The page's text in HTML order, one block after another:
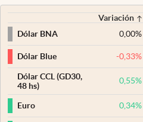
Variación
Dólar BNA
0,00%
Dólar Blue -0,33%
Dólar CCL (GD30,
48 hs)
0,55%
Euro 0,34%